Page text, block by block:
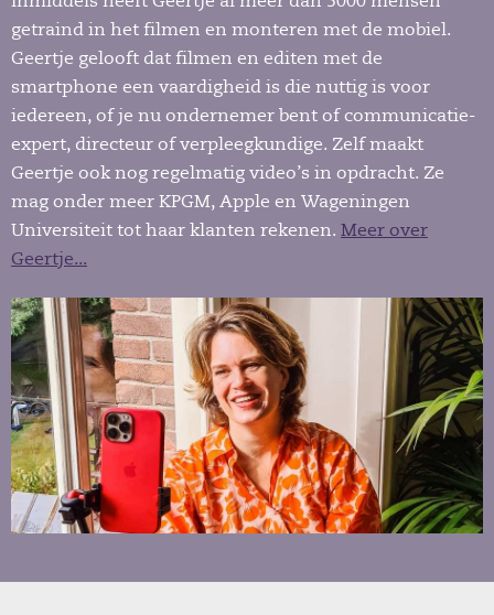
getraind in het filmen en monteren met de mobiel.
Geertje gelooft dat filmen en editen met de
smartphone een vaardigheid is die nuttig is voor
iedereen, of je nu ondernemer bent of communicatie-
expert, directeur of verpleegkundige. Zelf maakt
Geertje ook nog regelmatig video’s in opdracht. Ze
mag onder meer KPGM, Apple en Wageningen
Universiteit tot haar klanten rekenen. Meer over
Geertje...